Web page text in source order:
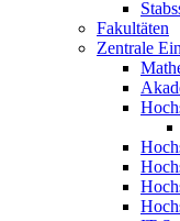
Fakultäten
Zentrale